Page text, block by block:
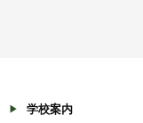
学校案内